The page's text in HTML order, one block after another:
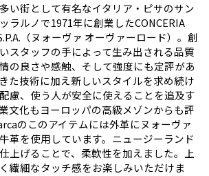
い街として有名なイタリア・ピサのサン
ラルノで1971年に創業したCONCERIA
（ヌォーヴァ オーヴァーロード）。創
スタッフの手によって生み出される品質
の良さや感触、そして強度にも定評があ
た技術に加え新しいスタイルを求め続け
慮、使う人が安全に使えることを追及す
文化もヨーロッパの高級メゾンからも評
のこのアイテムには外革にヌォーヴァ
革を使用しています。ニュージーランド
上げることで、柔軟性を加えました。上
繊細なタッチ感をお楽しみいただけま